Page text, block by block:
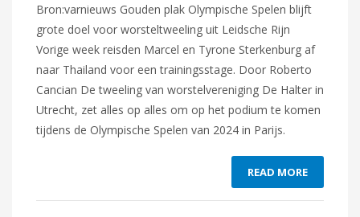
Bron:varnieuws Gouden plak Olympische Spelen blijft
grote doel voor worsteltweeling uit Leidsche Rijn
Vorige week reisden Marcel en Tyrone Sterkenburg af
naar Thailand voor een trainingsstage. Door Roberto
Cancian De tweeling van worstelvereniging De Halter in
Utrecht, zet alles op alles om op het podium te komen
tijdens de Olympische Spelen van 2024 in Parijs.
READ MORE